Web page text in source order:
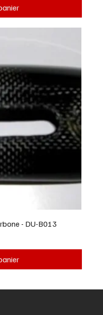
- DU-B013